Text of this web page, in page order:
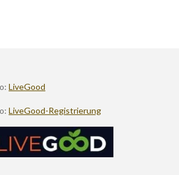
LiveGood
LiveGood-Registrierung